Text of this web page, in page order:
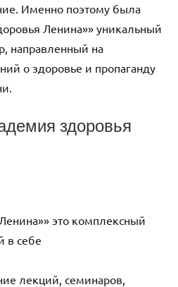
Именно поэтому была
Ленина»» уникальный
направленный на
о здоровье и пропаганду
здоровья
это комплексный
в себе
лекций, семинаров,